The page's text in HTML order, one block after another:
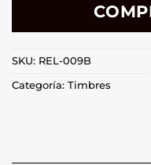
SKU: REL-009B
Categoría: Timbres